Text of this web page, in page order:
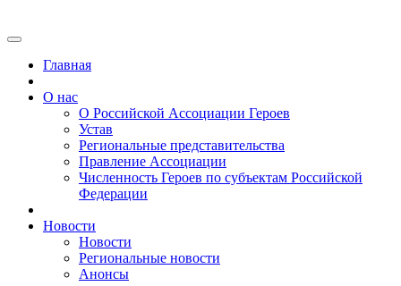
Главная
О нас
О Российской Ассоциации Героев
Устав
Региональные представительства
Правление Ассоциации
Численность Героев по субъектам Российской
Федерации
Новости
Новости
Региональные новости
Анонсы